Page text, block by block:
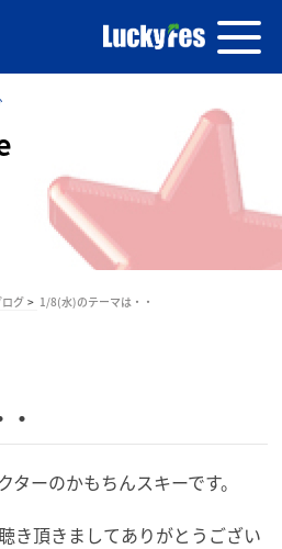
グ 1/8(水)のテーマは・・
ーのかもちんスキーです。
き頂きましてありがとうござい